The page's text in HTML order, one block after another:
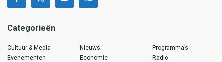
Categorieën
Cultuur & Media
Evenementen
Nieuws
Economie
Programma’s
Radio